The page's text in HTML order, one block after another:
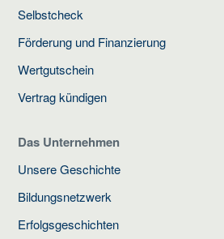
Selbstcheck
Förderung und Finanzierung
Wertgutschein
Vertrag kündigen
Das Unternehmen
Unsere Geschichte
Bildungsnetzwerk
Erfolgsgeschichten